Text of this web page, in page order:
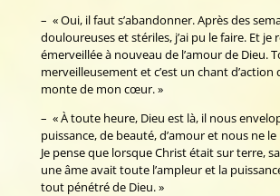
– « Oui, il faut s’abandonner. Après des
douloureuses et stériles, j’ai pu le faire. Et je
émerveillée à nouveau de l’amour de Dieu.
merveilleusement et c’est un chant d’action
monte de mon cœur. »
– « À toute heure, Dieu est là, il nous
puissance, de beauté, d’amour et nous ne
Je pense que lorsque Christ était sur terre,
une âme avait toute l’ampleur et la
tout pénétré de Dieu. »